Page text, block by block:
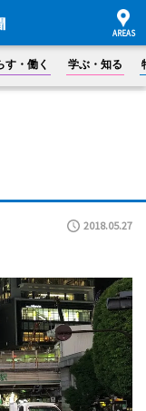
す・働く 学ぶ・知る
2018.05.27